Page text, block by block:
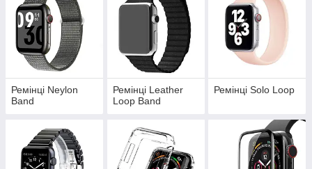
Ремінці Neylon
Band
Ремінці Leather
Loop Band
Ремінці Solo Loop